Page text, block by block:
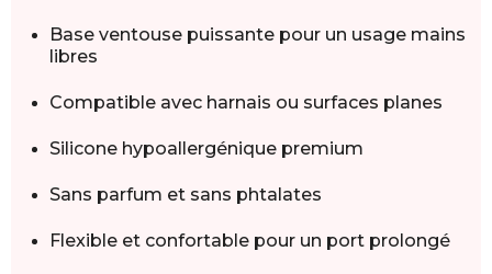
Base ventouse puissante pour un usage mains
libres
Compatible avec harnais ou surfaces planes
Silicone hypoallergénique premium
Sans parfum et sans phtalates
Flexible et confortable pour un port prolongé